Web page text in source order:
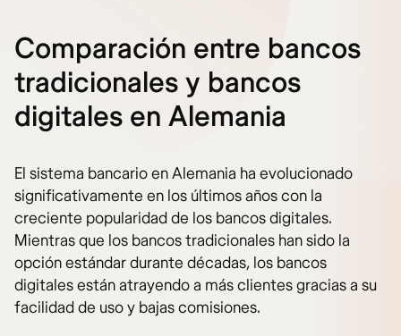
Comparación entre bancos
tradicionales y bancos
digitales en Alemania
El sistema bancario en Alemania ha evolucionado
significativamente en los últimos años con la
creciente popularidad de los bancos digitales.
Mientras que los bancos tradicionales han sido la
opción estándar durante décadas, los bancos
digitales están atrayendo a más clientes gracias a su
facilidad de uso y bajas comisiones.